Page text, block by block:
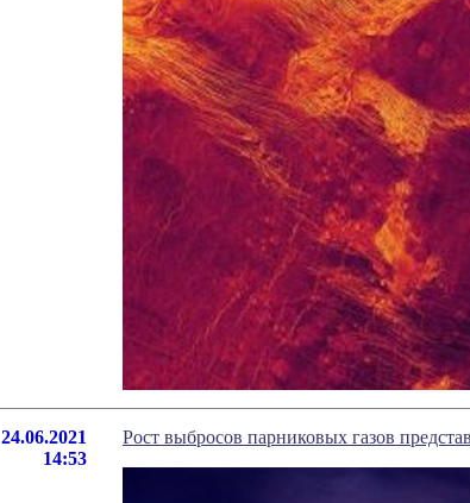
24.06.2021
14:53
Рост выбросов парниковых газов